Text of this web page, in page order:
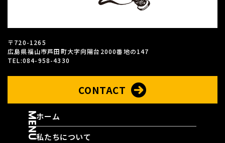
〒720-1265
広島県福山市芦田町大字向陽台2000番地の147
TEL:084-958-4330
CONTACT
MENUホーム
私たちについて